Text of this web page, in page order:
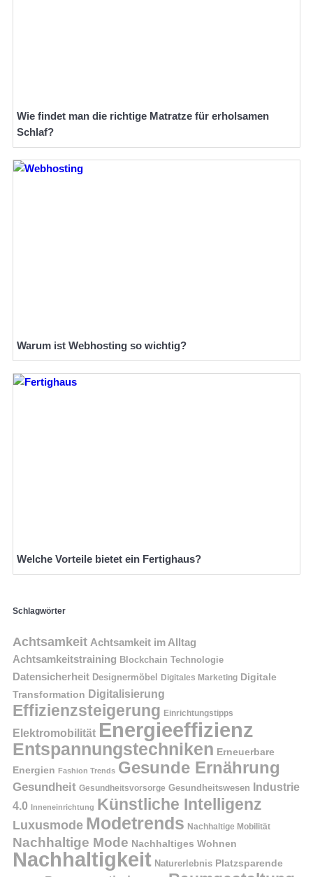
Wie findet man die richtige Matratze für erholsamen
Schlaf?
Warum ist Webhosting so wichtig?
Welche Vorteile bietet ein Fertighaus?
Schlagwörter
Achtsamkeit Achtsamkeit im Alltag
Achtsamkeitstraining Blockchain Technologie
Datensicherheit Designermöbel Digitales Marketing Digitale
Transformation Digitalisierung
Effizienzsteigerung Einrichtungstipps
Elektromobilität Energieeffizienz
Entspannungstechniken Erneuerbare
Energien Fashion Trends Gesunde Ernährung
Gesundheit Gesundheitsvorsorge Gesundheitswesen Industrie
4.0 Inneneinrichtung Künstliche Intelligenz
Luxusmode Modetrends Nachhaltige Mobilität
Nachhaltige Mode Nachhaltiges Wohnen
Nachhaltigkeit Naturerlebnis Platzsparende